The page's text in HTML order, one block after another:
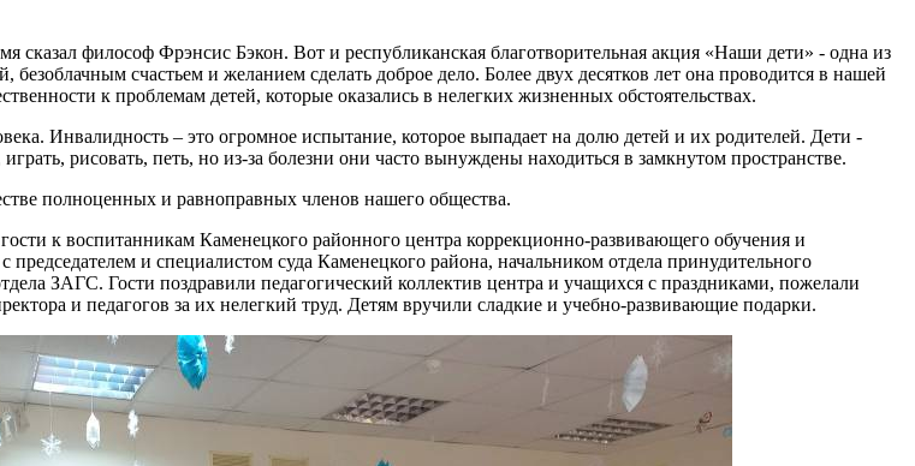
сказал философ Фрэнсис Бэкон. Вот и республиканская благотворительная акция «Наши дети» - одна из
счастьем и желанием сделать доброе дело. Более двух десятков лет она проводится в нашей
к проблемам детей, которые оказались в нелегких жизненных обстоятельствах.
Инвалидность – это огромное испытание, которое выпадает на долю детей и их родителей. Дети -
рисовать, петь, но из-за болезни они часто вынуждены находиться в замкнутом пространстве.
полноценных и равноправных членов нашего общества.
к воспитанникам Каменецкого районного центра коррекционно-развивающего обучения и
и специалистом суда Каменецкого района, начальником отдела принудительного
ЗАГС. Гости поздравили педагогический коллектив центра и учащихся с праздниками, пожелали
и педагогов за их нелегкий труд. Детям вручили сладкие и учебно-развивающие подарки.